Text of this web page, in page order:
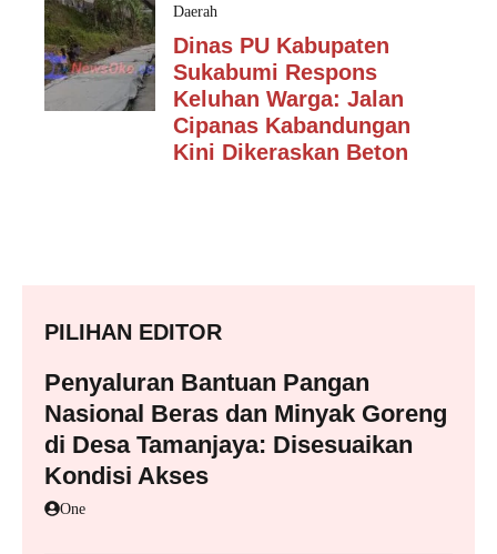
Daerah
Dinas PU Kabupaten
Sukabumi Respons
Keluhan Warga: Jalan
Cipanas Kabandungan
Kini Dikeraskan Beton
PILIHAN EDITOR
Penyaluran Bantuan Pangan
Nasional Beras dan Minyak Goreng
di Desa Tamanjaya: Disesuaikan
Kondisi Akses
One